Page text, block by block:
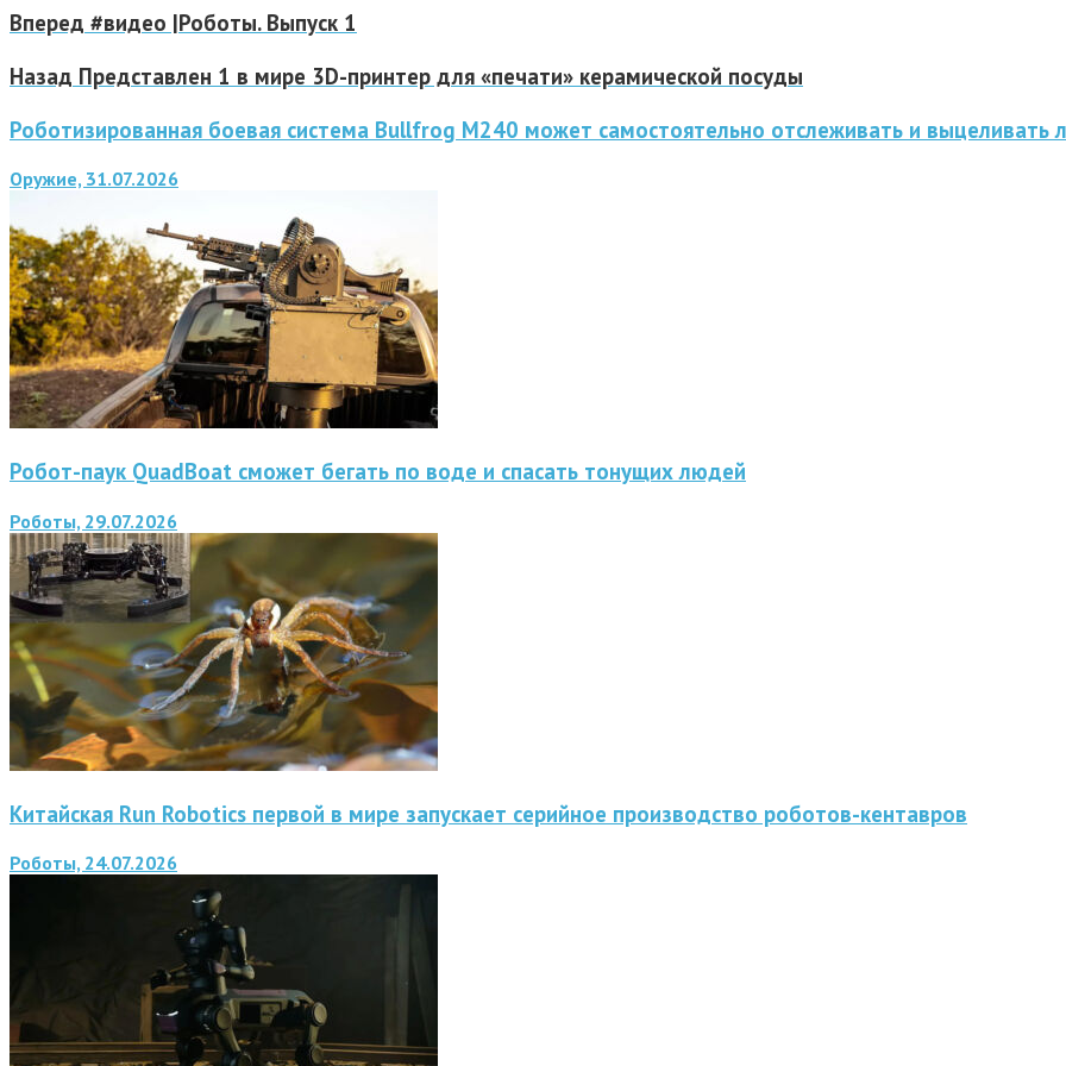
Вперед #видео |Роботы. Выпуск 1
Назад Представлен 1 в мире 3D-принтер для «печати» керамической посуды
Роботизированная боевая система Bullfrog M240 может самостоятельно отслеживать и выцеливать
Оружие, 31.07.2026
Робот-паук QuadBoat сможет бегать по воде и спасать тонущих людей
Роботы, 29.07.2026
Китайская Run Robotics первой в мире запускает серийное производство роботов-кентавров
Роботы, 24.07.2026